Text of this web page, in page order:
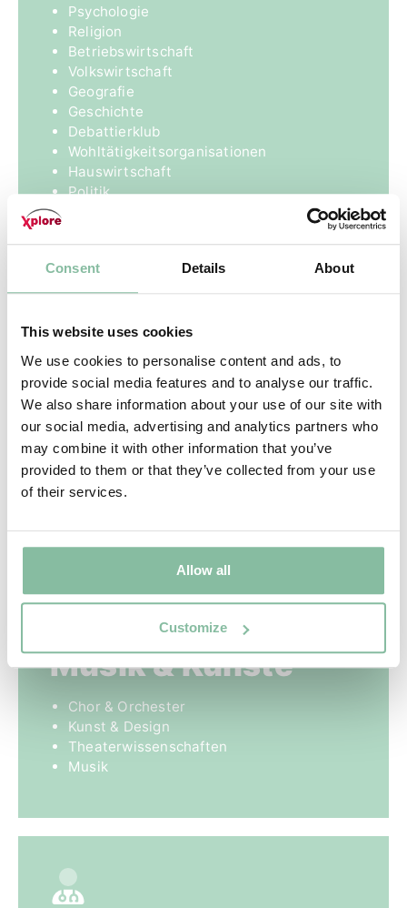
Consent Details About
This website uses cookies
We use cookies to personalise content and ads, to
provide social media features and to analyse our traffic.
We also share information about your use of our site with
our social media, advertising and analytics partners who
may combine it with other information that you’ve
provided to them or that they’ve collected from your use
of their services.
Allow all
Customize
Psychologie
Religion
Betriebswirtschaft
Volkswirtschaft
Geografie
Geschichte
Debattierklub
Wohltätigkeitsorganisationen
Hauswirtschaft
Politik
Naturwissen­
schaften
Chemie
Agrarwissenschaften
Umweltwissenschaften
Holzhandwerk
Musik & Künste
Chor & Orchester
Kunst & Design
Theaterwissenschaften
Musik